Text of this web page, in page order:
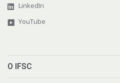
LinkedIn
YouTube
O IFSC